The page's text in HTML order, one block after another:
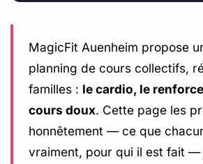
MagicFit Auenheim propose
planning de cours collectifs,
familles : le cardio, le
cours doux. Cette page les
honnêtement — ce que
vraiment, pour qui il est fait —